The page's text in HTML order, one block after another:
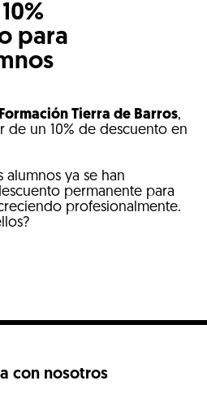
para
Formación Tierra de Barros,
de un 10% de descuento en
alumnos ya se han
permanente para
profesionalmente.
con nosotros